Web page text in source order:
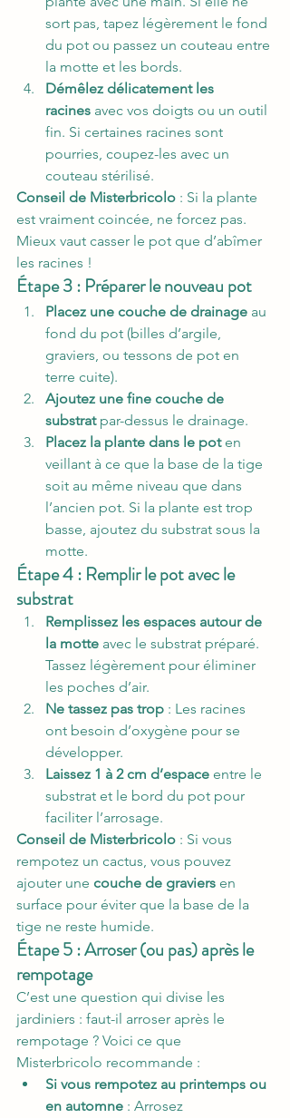
sort pas, tapez légèrement le fond
du pot ou passez un couteau entre
la motte et les bords.
Démêlez délicatement les
racines avec vos doigts ou un outil
fin. Si certaines racines sont
pourries, coupez-les avec un
couteau stérilisé.
Conseil de Misterbricolo : Si la plante
est vraiment coincée, ne forcez pas.
Mieux vaut casser le pot que d’abîmer
les racines !
Étape 3 : Préparer le nouveau pot
Placez une couche de drainage au
fond du pot (billes d’argile,
graviers, ou tessons de pot en
terre cuite).
Ajoutez une fine couche de
substrat par-dessus le drainage.
Placez la plante dans le pot en
veillant à ce que la base de la tige
soit au même niveau que dans
l’ancien pot. Si la plante est trop
basse, ajoutez du substrat sous la
motte.
Étape 4 : Remplir le pot avec le
substrat
Remplissez les espaces autour de
la motte avec le substrat préparé.
Tassez légèrement pour éliminer
les poches d’air.
Ne tassez pas trop : Les racines
ont besoin d’oxygène pour se
développer.
Laissez 1 à 2 cm d’espace entre le
substrat et le bord du pot pour
faciliter l’arrosage.
Conseil de Misterbricolo : Si vous
rempotez un cactus, vous pouvez
ajouter une couche de graviers en
surface pour éviter que la base de la
tige ne reste humide.
Étape 5 : Arroser (ou pas) après le
rempotage
C’est une question qui divise les
jardiniers : faut-il arroser après le
rempotage ? Voici ce que
Misterbricolo recommande :
Si vous rempotez au printemps ou
en automne : Arrosez